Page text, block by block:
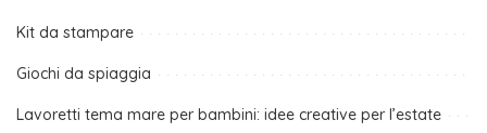
Kit da stampare
Giochi da spiaggia
Lavoretti tema mare per bambini: idee creative per l’estate